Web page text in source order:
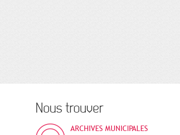
Nous trouver
ARCHIVES MUNICIPALES